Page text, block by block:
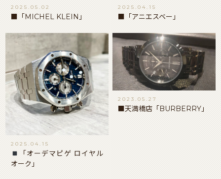
2025.05.02
■「MICHEL KLEIN」
2025.04.15
■「アニエスベー」
2025.04.15
「オーデマピゲ ロイヤル
オーク」
2023.05.27
■天満橋店「BURBERRY」